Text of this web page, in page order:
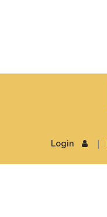
Login |